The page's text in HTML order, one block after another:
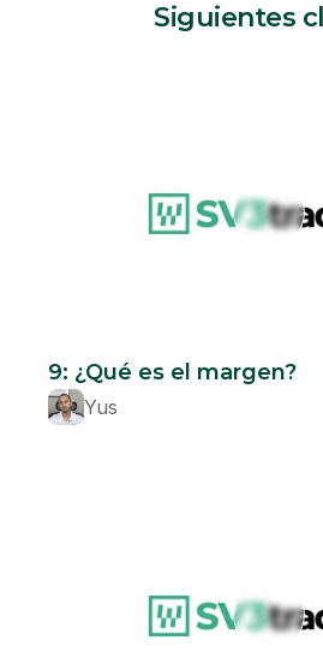
Siguientes
9: ¿Qué es el margen?
Yus